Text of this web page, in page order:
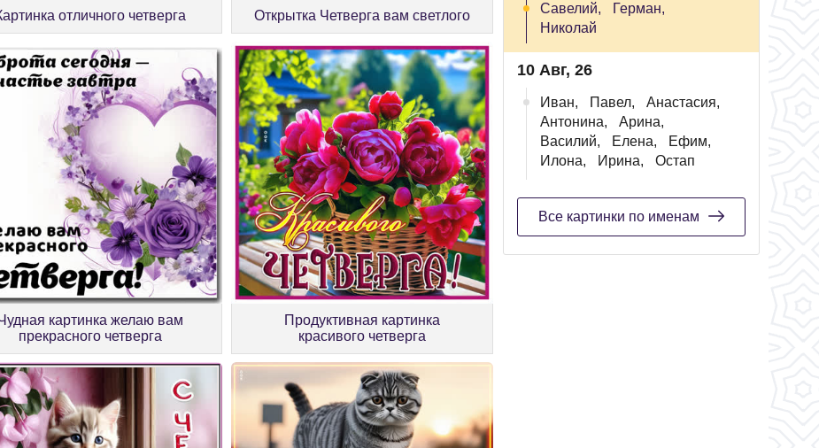
отличного четверга Открытка Четверга вам светлого
картинка желаю вам
прекрасного четверга
Продуктивная картинка
красивого четверга
Савелий,
Герман,
Николай
10 Авг, 26
Иван, Павел,
Анастасия,
Антонина,
Арина,
Василий,
Елена,
Ефим,
Илона,
Ирина, Остап
Все картинки по именам